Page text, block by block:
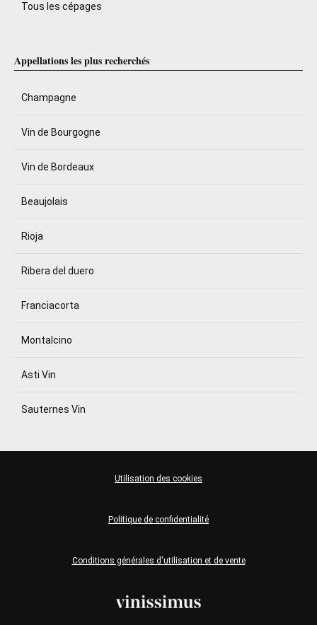
Tous les cépages
Appellations les plus recherchés
Champagne
Vin de Bourgogne
Vin de Bordeaux
Beaujolais
Rioja
Ribera del duero
Franciacorta
Montalcino
Asti Vin
Sauternes Vin
Conditions générales d'utilisation et de vente
Politique de confidentialité
Utilisation des cookies